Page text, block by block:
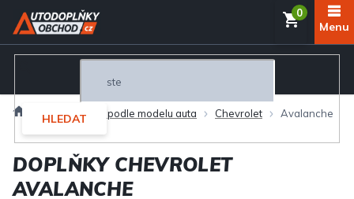
Přejít
obsah
HLEDAT
Autodoplňky podle modelu auta Chevrolet Avalanche
DOPLŇKY CHEVROLET
AVALANCHE